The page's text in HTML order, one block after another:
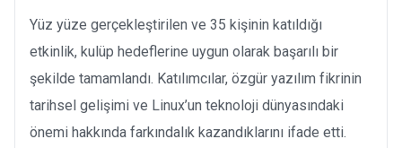
Yüz yüze gerçekleştirilen ve 35 kişinin katıldığı
etkinlik, kulüp hedeflerine uygun olarak başarılı bir
şekilde tamamlandı. Katılımcılar, özgür yazılım fikrinin
tarihsel gelişimi ve Linux’un teknoloji dünyasındaki
önemi hakkında farkındalık kazandıklarını ifade etti.